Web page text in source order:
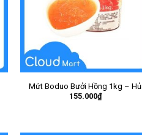
Mứt Boduo Bưởi Hồng 1kg – Hủ
155.000₫